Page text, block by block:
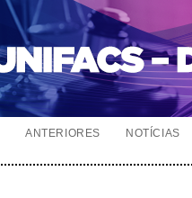
ANTERIORES NOTÍCIAS